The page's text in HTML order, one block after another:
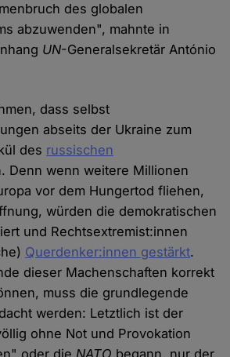
des globalen
abzuwenden", mahnte in
UN-Generalsekretär António
dass selbst
abseits der Ukraine zum
des russischen
Denn wenn weitere Millionen
vor dem Hungertod fliehen,
würden die demokratischen
und Rechtsextremist:innen
Querdenker:innen gestärkt.
dieser Machenschaften korrekt
muss die grundlegende
werden: Letztlich ist der
ohne Not und Provokation